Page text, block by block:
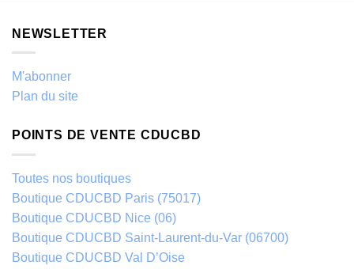
NEWSLETTER
M'abonner
Plan du site
POINTS DE VENTE CDUCBD
Toutes nos boutiques
Boutique CDUCBD Paris (75017)
Boutique CDUCBD Nice (06)
Boutique CDUCBD Saint-Laurent-du-Var (06700)
Boutique CDUCBD Val D’Oise